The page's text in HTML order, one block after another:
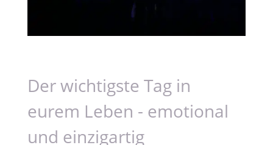
Der wichtigste Tag in
eurem Leben - emotional
und einzigartig